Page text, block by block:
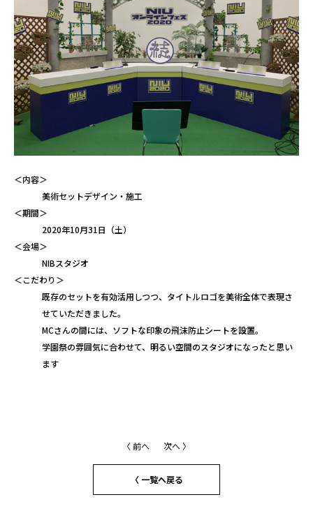
＜内容＞
美術セットデザイン・施工
＜期間＞
2020年10月31日（土）
＜会場＞
NIBスタジオ
＜こだわり＞
既存のセットを有効活用しつつ、タイトルロゴを美術全体で表現さ
せていただきました。
MCさんの間には、ソフトな印象の飛沫防止シートを設置。
学園祭の雰囲気に合わせて、明るい空間のスタジオになったと思い
ます
〈 前へ 次へ 〉
〈 一覧へ戻る